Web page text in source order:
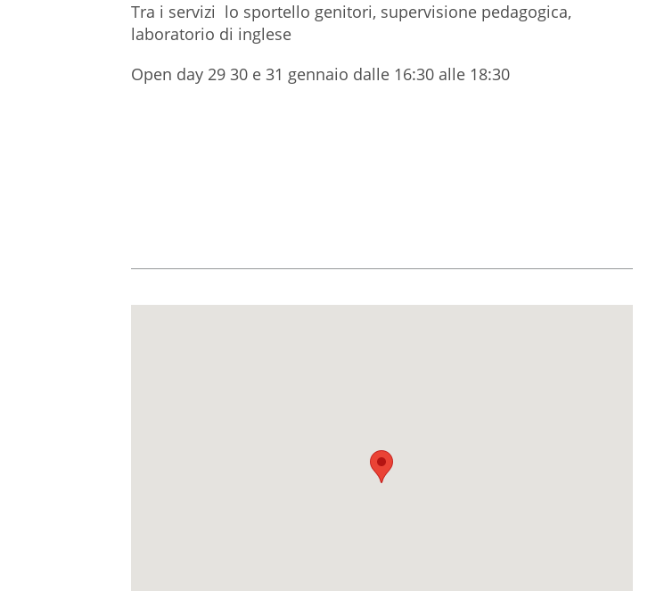
Tra i servizi lo sportello genitori, supervisione pedagogica,
laboratorio di inglese
Open day 29 30 e 31 gennaio dalle 16:30 alle 18:30